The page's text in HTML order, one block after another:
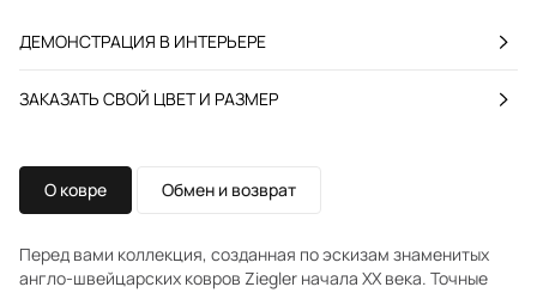
ДЕМОНСТРАЦИЯ В ИНТЕРЬЕРЕ
ЗАКАЗАТЬ СВОЙ ЦВЕТ И РАЗМЕР
О ковре Обмен и возврат
Перед вами коллекция, созданная по эскизам знаменитых
англо-швейцарских ковров Ziegler начала XX века. Точные